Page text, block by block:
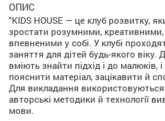
ОПИС
"KIDS HOUSE — це клуб розвитку,
зростати розумними,
впевненими у собі. У клубі
заняття для дітей будь-якого віку.
вміють знайти підхід і до малюків,
пояснити матеріал, зацікавити й
Для викладання використовуються
авторські методики й технології
мови.